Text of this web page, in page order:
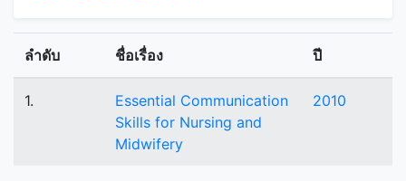
ลำดับ ชื่อเรื่อง ปี
1.
Essential Communication
Skills for Nursing and
Midwifery
2010